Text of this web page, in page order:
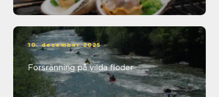
10. december 2025
Forsränning på vilda floder